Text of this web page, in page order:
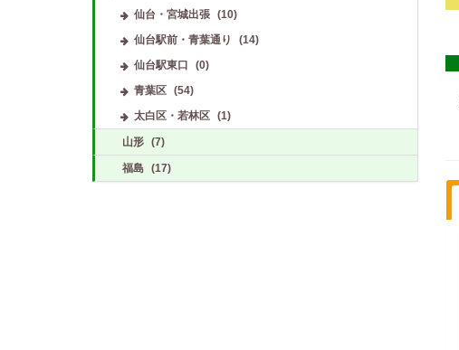
仙台・宮城出張
(10)
仙台駅前・青葉通り
(14)
仙台駅東口
(0)
青葉区
(54)
太白区・若林区
(1)
山形 (7)
福島 (17)